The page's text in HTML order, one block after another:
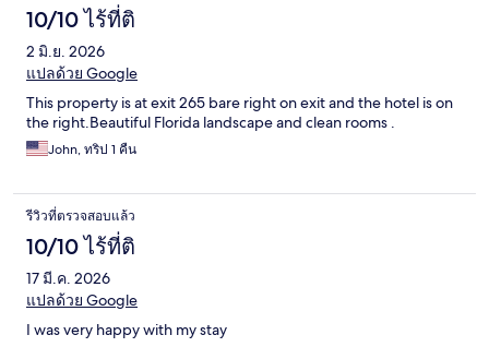
10/10 ไร้ที่ติ
2 มิ.ย. 2026
แปลด้วย Google
This property is at exit 265 bare right on exit and the hotel is on
the right.Beautiful Florida landscape and clean rooms .
John, ทริป 1 คืน
รีวิวที่ตรวจสอบแล้ว
10/10 ไร้ที่ติ
17 มี.ค. 2026
แปลด้วย Google
I was very happy with my stay